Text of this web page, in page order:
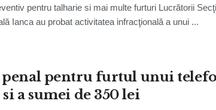
pentru talharie si mai multe furturi Lucrătorii
Ianca au probat activitatea infracţională a unui ...
penal pentru furtul unui
a sumei de 350 lei